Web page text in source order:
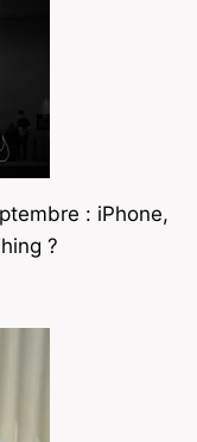
: iPhone,
?